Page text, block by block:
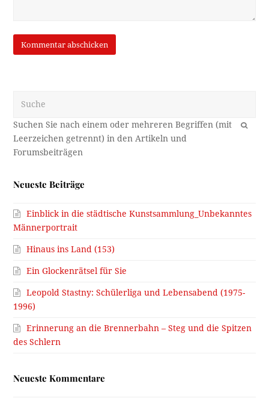
OK
Neueste Beiträge
Einblick in die städtische Kunstsammlung_Unbekanntes
Männerportrait
Hinaus ins Land (153)
Ein Glockenrätsel für Sie
Leopold Stastny: Schülerliga und Lebensabend (1975-
1996)
Erinnerung an die Brennerbahn – Steg und die Spitzen
des Schlern
Neueste Kommentare